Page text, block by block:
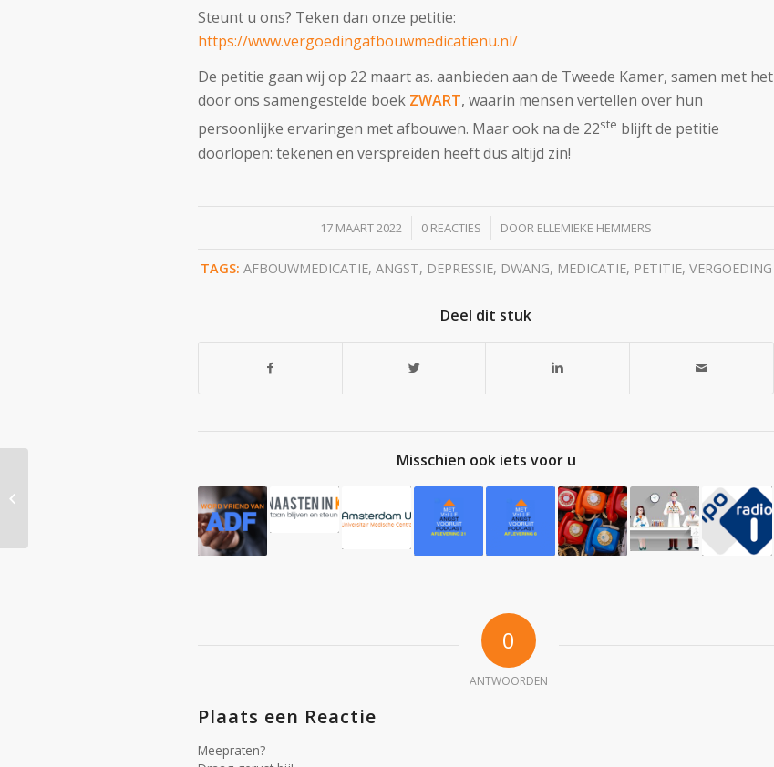
Steunt u ons? Teken dan onze petitie:
https://www.vergoedingafbouwmedicatienu.nl/
De petitie gaan wij op 22 maart as. aanbieden aan de Tweede Kamer, samen met het
door ons samengestelde boek ZWART, waarin mensen vertellen over hun
persoonlijke ervaringen met afbouwen. Maar ook na de 22ste blijft de petitie
doorlopen: tekenen en verspreiden heeft dus altijd zin!
17 MAART 2022
/ 0 REACTIES
/ DOOR ELLEMIEKE HEMMERS
TAGS: AFBOUWMEDICATIE, ANGST, DEPRESSIE, DWANG, MEDICATIE, PETITIE, VERGOEDING
Deel dit stuk
Misschien ook iets voor u
0
ANTWOORDEN
Plaats een Reactie
Meepraten?